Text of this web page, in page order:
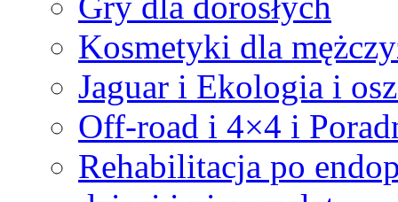
Kosmetyki dla
Jaguar i Ekologia i
Off-road i 4×4 i
Rehabilitacja po